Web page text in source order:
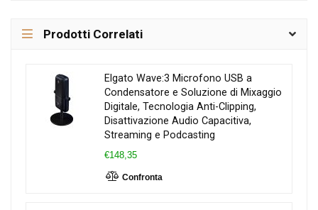
Prodotti Correlati
Elgato Wave:3 Microfono USB a
Condensatore e Soluzione di Mixaggio
Digitale, Tecnologia Anti-Clipping,
Disattivazione Audio Capacitiva,
Streaming e Podcasting
€148,35
Confronta